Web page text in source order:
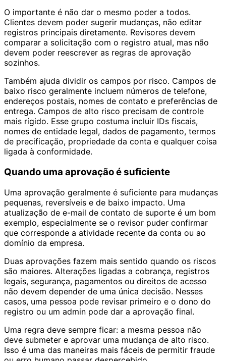
O importante é não dar o mesmo poder a todos.
Clientes devem poder sugerir mudanças, não editar
registros principais diretamente. Revisores devem
comparar a solicitação com o registro atual, mas não
devem poder reescrever as regras de aprovação
sozinhos.
Também ajuda dividir os campos por risco. Campos de
baixo risco geralmente incluem números de telefone,
endereços postais, nomes de contato e preferências de
entrega. Campos de alto risco precisam de controle
mais rígido. Esse grupo costuma incluir IDs fiscais,
nomes de entidade legal, dados de pagamento, termos
de precificação, propriedade da conta e qualquer coisa
ligada à conformidade.
Quando uma aprovação é suficiente
Uma aprovação geralmente é suficiente para mudanças
pequenas, reversíveis e de baixo impacto. Uma
atualização de e-mail de contato de suporte é um bom
exemplo, especialmente se o revisor puder confirmar
que corresponde a atividade recente da conta ou ao
domínio da empresa.
Duas aprovações fazem mais sentido quando os riscos
são maiores. Alterações ligadas a cobrança, registros
legais, segurança, pagamentos ou direitos de acesso
não devem depender de uma única decisão. Nesses
casos, uma pessoa pode revisar primeiro e o dono do
registro ou um admin pode dar a aprovação final.
Uma regra deve sempre ficar: a mesma pessoa não
deve submeter e aprovar uma mudança de alto risco.
Isso é uma das maneiras mais fáceis de permitir fraude